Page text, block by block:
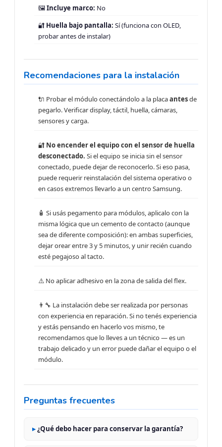
🖼️Incluye marco: No
🔐 Huella bajo pantalla: Sí (funciona con OLED,
probar antes de instalar)
Recomendaciones para la instalación
🔌 Probar el módulo conectándolo a la placaantesde
pegarlo. Verificar display, táctil, huella, cámaras,
sensores y carga.
🔐 No encender el equipo con el sensor de huella
desconectado. Si el equipo se inicia sin el sensor
conectado, puede dejar de reconocerlo. Si eso pasa,
puede requerir reinstalación del sistema operativo o
en casos extremos llevarlo a un centro Samsung.
🧴 Si usás pegamento para módulos, aplicalo con la
misma lógica que un cemento de contacto (aunque
sea de diferente composición): en ambas superficies,
dejar orear entre 3 y 5 minutos, y unir recién cuando
esté pegajoso al tacto.
⚠️ No aplicar adhesivo en la zona de salida del flex.
👨‍🔧 La instalación debe ser realizada por personas
con experiencia en reparación. Si no tenés experiencia
y estás pensando en hacerlo vos mismo, te
recomendamos que lo lleves a un técnico — es un
trabajo delicado y un error puede dañar el equipo o el
módulo.
Preguntas frecuentes
¿Qué debo hacer para conservar la garantía?